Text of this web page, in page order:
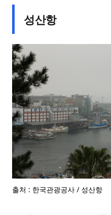
성산항
출처 : 한국관광공사 / 성산항